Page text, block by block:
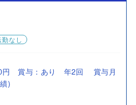
勤なし
円 賞与：あり 年2回 賞与月
)